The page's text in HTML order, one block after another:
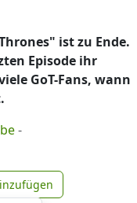
ist zu Ende.
Episode ihr
GoT-Fans, wann
-
zu Google